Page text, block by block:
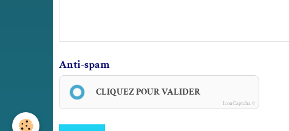
Anti-spam
CLIQUEZ POUR VALIDER
IconCaptcha ©